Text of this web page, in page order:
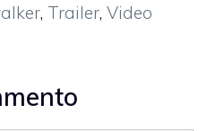
, Trailer, Video